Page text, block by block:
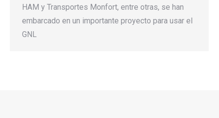
HAM y Transportes Monfort, entre otras, se han
embarcado en un importante proyecto para usar el
GNL